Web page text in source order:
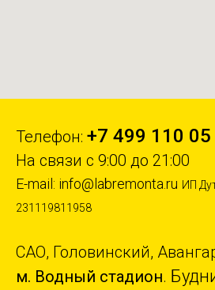
Телефон: +7 499 110 05
На связи с 9:00 до 21:00
E-mail: info@labremonta.ru ИП
231119811958
САО, Головинский,
м. Водный стадион.